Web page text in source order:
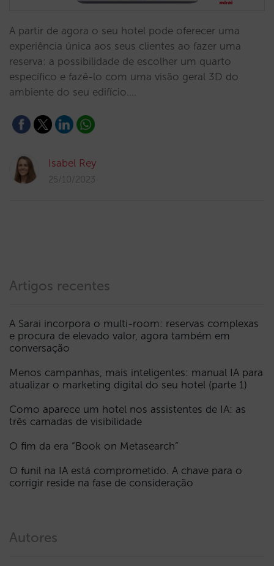
A partir de agora o seu hotel pode oferecer uma
experiência única aos seus clientes ao fazer uma
reserva: a possibilidade de escolher um quarto
específico e fazê-lo com uma visão geral 3D do
ambiente do seu edifício.…
Isabel Rey
25/10/2023
Artigos recentes
A Sarai incorpora o multi-room: reservas complexas
e procura de elevado valor, agora também em
conversação
Menos campanhas, mais inteligentes: manual IA para
atualizar o marketing digital do seu hotel (parte 1)
Como aparece um hotel nos assistentes de IA: as
três camadas de visibilidade
O fim da era “Book on Metasearch”
O funil na IA está comprometido. A chave para o
corrigir reside na fase de consideração
Autores